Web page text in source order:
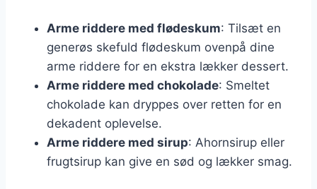
Arme riddere med flødeskum: Tilsæt en
generøs skefuld flødeskum ovenpå dine
arme riddere for en ekstra lækker dessert.
Arme riddere med chokolade: Smeltet
chokolade kan dryppes over retten for en
dekadent oplevelse.
Arme riddere med sirup: Ahornsirup eller
frugtsirup kan give en sød og lækker smag.